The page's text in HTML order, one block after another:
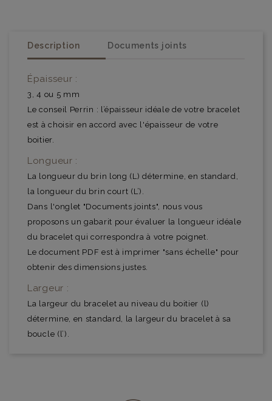
Description Documents joints
Épaisseur :
3, 4 ou 5 mm
Le conseil Perrin : l’épaisseur idéale de votre bracelet
est à choisir en accord avec l'épaisseur de votre
boitier.
Longueur :
La longueur du brin long (L) détermine, en standard,
la longueur du brin court (L’).
Dans l'onglet "Documents joints", nous vous
proposons un gabarit pour évaluer la longueur idéale
du bracelet qui correspondra à votre poignet.
Le document PDF est à imprimer "sans échelle" pour
obtenir des dimensions justes.
Largeur :
La largeur du bracelet au niveau du boitier (l)
détermine, en standard, la largeur du bracelet à sa
boucle (l’).